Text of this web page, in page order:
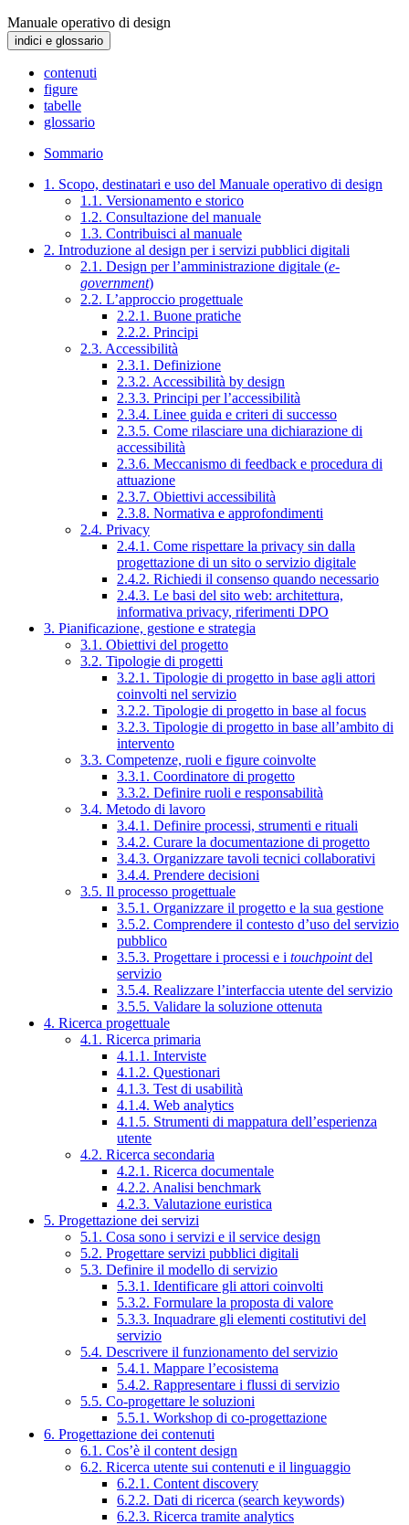
Manuale operativo di design
indici e glossario
contenuti
figure
tabelle
glossario
Sommario
1. Scopo, destinatari e uso del Manuale operativo di design
1.1. Versionamento e storico
1.2. Consultazione del manuale
1.3. Contribuisci al manuale
2. Introduzione al design per i servizi pubblici digitali
2.1. Design per l’amministrazione digitale (e-
government)
2.2. L’approccio progettuale
2.2.1. Buone pratiche
2.2.2. Principi
2.3. Accessibilità
2.3.1. Definizione
2.3.2. Accessibilità by design
2.3.3. Principi per l’accessibilità
2.3.4. Linee guida e criteri di successo
2.3.5. Come rilasciare una dichiarazione di
accessibilità
2.3.6. Meccanismo di feedback e procedura di
attuazione
2.3.7. Obiettivi accessibilità
2.3.8. Normativa e approfondimenti
2.4. Privacy
2.4.1. Come rispettare la privacy sin dalla
progettazione di un sito o servizio digitale
2.4.2. Richiedi il consenso quando necessario
2.4.3. Le basi del sito web: architettura,
informativa privacy, riferimenti DPO
3. Pianificazione, gestione e strategia
3.1. Obiettivi del progetto
3.2. Tipologie di progetti
3.2.1. Tipologie di progetto in base agli attori
coinvolti nel servizio
3.2.2. Tipologie di progetto in base al focus
3.2.3. Tipologie di progetto in base all’ambito di
intervento
3.3. Competenze, ruoli e figure coinvolte
3.3.1. Coordinatore di progetto
3.3.2. Definire ruoli e responsabilità
3.4. Metodo di lavoro
3.4.1. Definire processi, strumenti e rituali
3.4.2. Curare la documentazione di progetto
3.4.3. Organizzare tavoli tecnici collaborativi
3.4.4. Prendere decisioni
3.5. Il processo progettuale
3.5.1. Organizzare il progetto e la sua gestione
3.5.2. Comprendere il contesto d’uso del servizio
pubblico
3.5.3. Progettare i processi e i touchpointdel
servizio
3.5.4. Realizzare l’interfaccia utente del servizio
3.5.5. Validare la soluzione ottenuta
4. Ricerca progettuale
4.1. Ricerca primaria
4.1.1. Interviste
4.1.2. Questionari
4.1.3. Test di usabilità
4.1.4. Web analytics
4.1.5. Strumenti di mappatura dell’esperienza
utente
4.2. Ricerca secondaria
4.2.1. Ricerca documentale
4.2.2. Analisi benchmark
4.2.3. Valutazione euristica
5. Progettazione dei servizi
5.1. Cosa sono i servizi e il service design
5.2. Progettare servizi pubblici digitali
5.3. Definire il modello di servizio
5.3.1. Identificare gli attori coinvolti
5.3.2. Formulare la proposta di valore
5.3.3. Inquadrare gli elementi costitutivi del
servizio
5.4. Descrivere il funzionamento del servizio
5.4.1. Mappare l’ecosistema
5.4.2. Rappresentare i flussi di servizio
5.5. Co-progettare le soluzioni
5.5.1. Workshop di co-progettazione
6. Progettazione dei contenuti
6.1. Cos’è il content design
6.2. Ricerca utente sui contenuti e il linguaggio
6.2.1. Content discovery
6.2.2. Dati di ricerca (search keywords)
6.2.3. Ricerca tramite analytics